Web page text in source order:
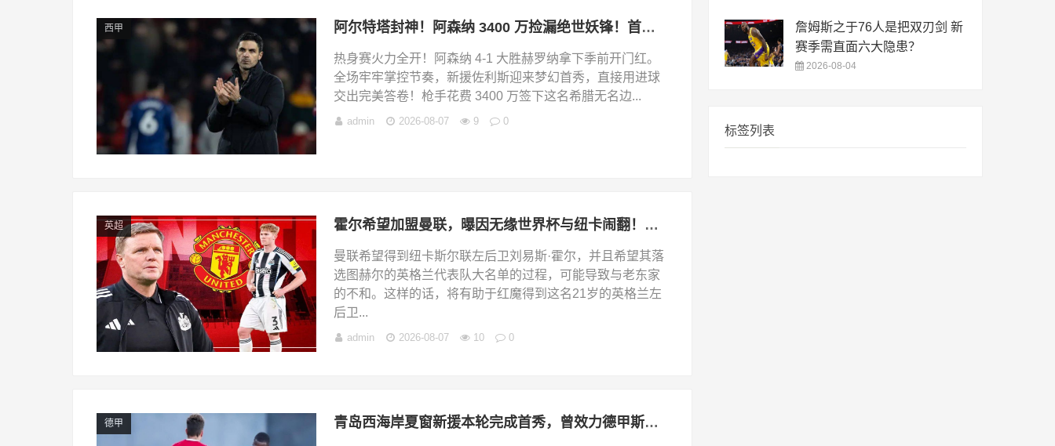
西甲 阿尔特塔封神！阿森纳 3400 万捡漏绝世妖锋！首秀打爆西甲劲旅
热身赛火力全开！阿森纳 4-1 大胜赫罗纳拿下季前开门红。
全场牢牢掌控节奏，新援佐利斯迎来梦幻首秀，直接用进球
交出完美答卷！枪手花费 3400 万签下这名希腊无名边...
admin 2026-08-07 9 0
英超 霍尔希望加盟曼联，曝因无缘世界杯与纽卡闹翻！转会费至少5000万
曼联希望得到纽卡斯尔联左后卫刘易斯·霍尔，并且希望其落
选图赫尔的英格兰代表队大名单的过程，可能导致与老东家
的不和。这样的话，将有助于红魔得到这名21岁的英格兰左
后卫...
admin 2026-08-07 10 0
德甲 青岛西海岸夏窗新援本轮完成首秀，曾效力德甲斯图加特，值得期待
詹姆斯之于76人是把双刃剑 新
赛季需直面六大隐患？
2026-08-04
标签列表